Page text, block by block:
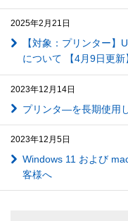
2025年2月21日
【対象：プリンター
について 【4月9日更新
2023年12月14日
プリンタ―を長期使用
2023年12月5日
Windows 11 および
客様へ